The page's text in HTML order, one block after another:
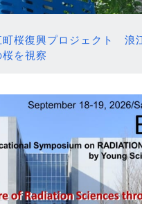
町桜復興プロジェクト 浪
を視察